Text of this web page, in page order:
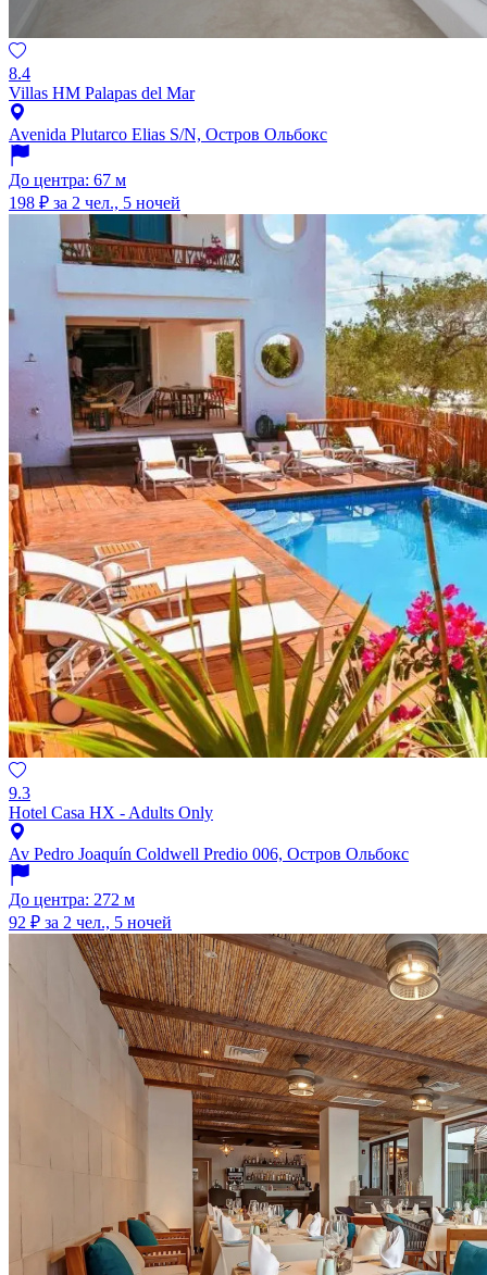
8.4
Villas HM Palapas del Mar
Avenida Plutarco Elias S/N, Остров Ольбокс
До центра: 67 м
198 ₽ за 2 чел., 5 ночей
9.3
Hotel Casa HX - Adults Only
Av Pedro Joaquín Coldwell Predio 006, Остров Ольбокс
До центра: 272 м
92 ₽ за 2 чел., 5 ночей